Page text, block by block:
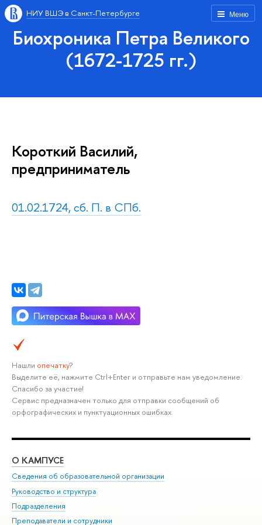
Меню
НИУ ВШЭ в Санкт-Петербурге
Биохроника Петра Великого
(1672-1725 гг.)
Короткий Василий,
предприниматель
01.02.1724, сб. П. в СПб.
Нашли опечатку?
Выделите её, нажмите Ctrl+Enter и отправьте нам уведомление.
Спасибо за участие!
Сервис предназначен только для отправки сообщений об
орфографических и пунктуационных ошибках.
О КАМПУСЕ
Сведения об образовательной организации
Руководство и структура
Подразделения
Преподаватели и сотрудники